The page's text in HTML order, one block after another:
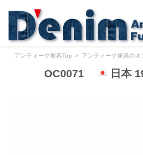
アンティーク家具Top ＞ アンティーク家具の
OC0071 日本